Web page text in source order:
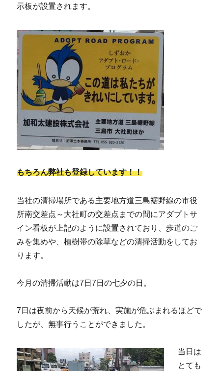
示板が設置されます。
もちろん弊社も登録しています！！
当社の清掃場所である主要地方道三島裾野線の市役
所南交差点～大社町の交差点までの間にアダプトサ
イン看板が上記のように設置されており、歩道のご
みを集めや、植樹帯の除草などの清掃活動をしてお
ります。
今月の清掃活動は7日7日の七夕の日。
7日は夜前から天候が荒れ、実施が危ぶまれるほどで
したが、無事行うことができました。
当日は
とても